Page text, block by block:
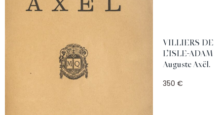
VILLIERS DE
L’ISLE-ADAM
Auguste Axël.
350 €